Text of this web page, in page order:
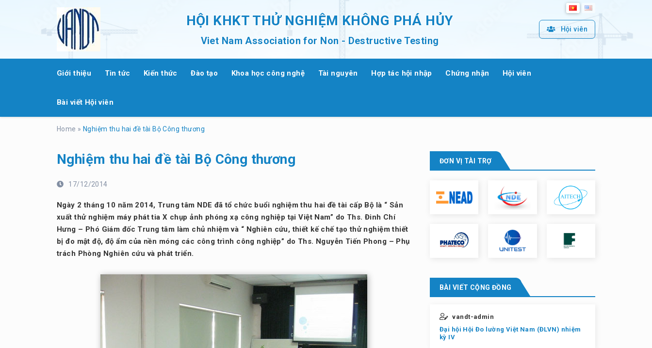
HỘI KHKT THỬ NGHIỆM KHÔNG PHÁ HỦY
Viet Nam Association for Non - Destructive Testing
Hội viên
Giới thiệu Tin tức Kiến thức Đào tạo Khoa học công nghệ Tài nguyên Hợp tác hội nhập Chứng nhận Hội viên
Bài viết Hội viên
Home » Nghiệm thu hai đề tài Bộ Công thương
Nghiệm thu hai đề tài Bộ Công thương
17/12/2014
Ngày 2 tháng 10 năm 2014, Trung tâm NDE đã tổ chức buổi nghiệm thu hai đề tài cấp Bộ là “ Sản
xuất thử nghiệm máy phát tia X chụp ảnh phóng xạ công nghiệp tại Việt Nam” do Ths. Đinh Chí
Hưng – Phó Giám đốc Trung tâm làm chủ nhiệm và “ Nghiên cứu, thiết kế chế tạo thử nghiệm thiết
bị đo mật độ, độ ẩm của nền móng các công trình công nghiệp” do Ths. Nguyễn Tiến Phong – Phụ
trách Phòng Nghiên cứu và phát triển.
ĐƠN VỊ TÀI TRỢ
BÀI VIẾT CỘNG ĐỒNG
vandt-admin
Đại hội Hội Đo lường Việt Nam (ĐLVN) nhiệm
kỳ IV